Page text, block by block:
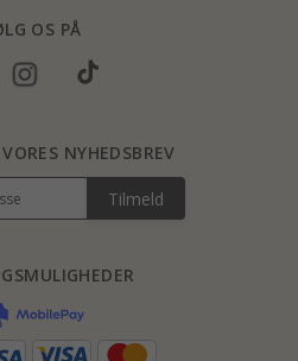
OS PÅ
NYHEDSBREV
Tilmeld